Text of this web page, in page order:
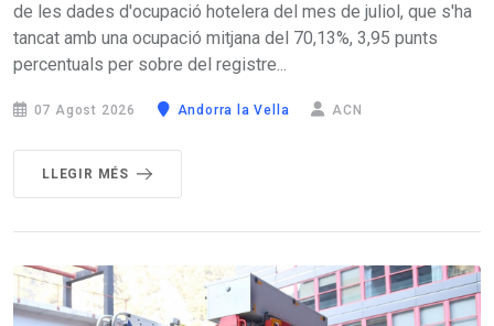
de les dades d'ocupació hotelera del mes de juliol, que s'ha
tancat amb una ocupació mitjana del 70,13%, 3,95 punts
percentuals per sobre del registre...
07 Agost 2026 Andorra la Vella ACN
LLEGIR MÉS